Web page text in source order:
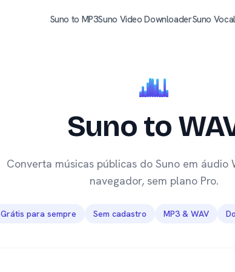
Suno to MP3Suno Video DownloaderSuno
Suno to
Converta músicas públicas do Suno em áudio
navegador, sem plano Pro.
Grátis para sempre Sem cadastro MP3 & WAV